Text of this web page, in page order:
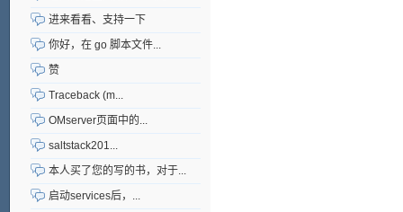
进来看看、支持一下
你好，在 go 脚本文件...
赞
Traceback (m...
OMserver页面中的...
saltstack201...
本人买了您的写的书，对于...
启动services后，...